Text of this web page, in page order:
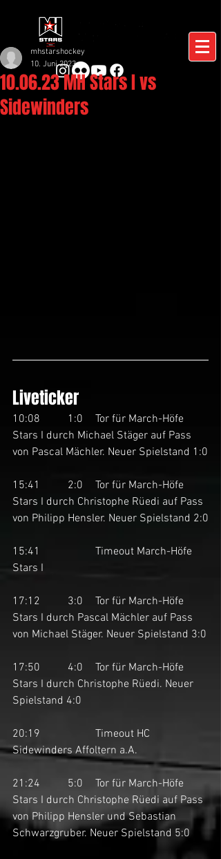
10.06.23 MH Stars I vs
Sidewinders
mhstarshockey
10. Juni 2023
Liveticker
10:08	1:0	Tor für March-Höfe
Stars I durch Michael Stäger auf Pass
von Pascal Mächler. Neuer Spielstand 1:0
15:41	2:0	Tor für March-Höfe
Stars I durch Christophe Rüedi auf Pass
von Philipp Hensler. Neuer Spielstand 2:0
15:41		Timeout March-Höfe
Stars I
17:12	3:0	Tor für March-Höfe
Stars I durch Pascal Mächler auf Pass
von Michael Stäger. Neuer Spielstand 3:0
17:50	4:0	Tor für March-Höfe
Stars I durch Christophe Rüedi. Neuer
Spielstand 4:0
20:19		Timeout HC
Sidewinders Affoltern a.A.
21:24	5:0	Tor für March-Höfe
Stars I durch Christophe Rüedi auf Pass
von Philipp Hensler und Sebastian
Schwarzgruber. Neuer Spielstand 5:0